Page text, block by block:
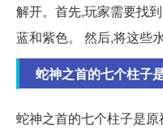
解开。首先,玩家需要找
蓝和紫色。 然后,将这些
蛇神之首的七个柱子
蛇神之首的七个柱子是